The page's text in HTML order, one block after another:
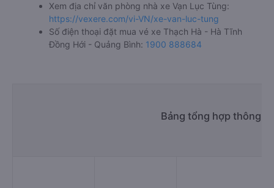
Xem địa chỉ văn phòng nhà xe Vạn Lục Tùng:
https://vexere.com/vi-VN/xe-van-luc-tung
Số điện thoại đặt mua vé xe Thạch Hà - Hà Tĩnh
Đồng Hới - Quảng Bình: 1900 888684
Bảng tổng hợp thông